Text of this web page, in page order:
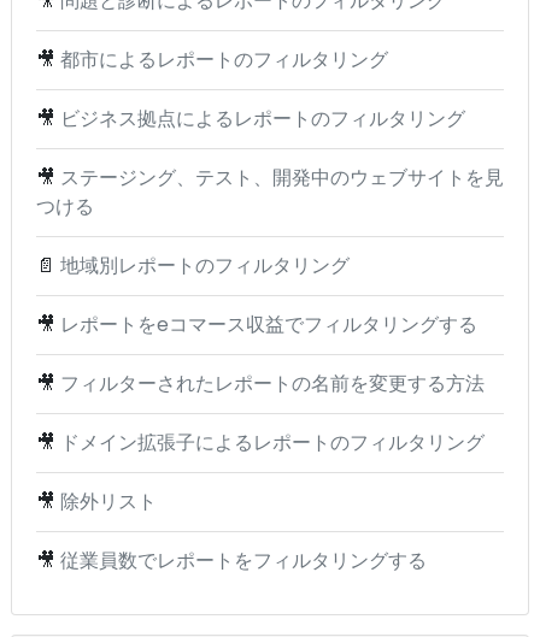
🎥 都市によるレポートのフィルタリング
🎥 ビジネス拠点によるレポートのフィルタリング
🎥 ステージング、テスト、開発中のウェブサイトを見
つける
📄 地域別レポートのフィルタリング
🎥 レポートをeコマース収益でフィルタリングする
🎥 フィルターされたレポートの名前を変更する方法
🎥 ドメイン拡張子によるレポートのフィルタリング
🎥 除外リスト
🎥 従業員数でレポートをフィルタリングする